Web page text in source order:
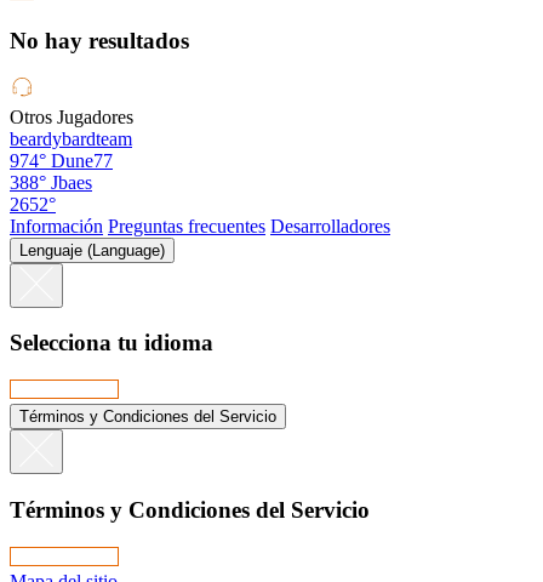
No hay resultados
Otros Jugadores
beardybardteam
974° Dune77
388° Jbaes
2652°
Información Preguntas frecuentes Desarrolladores
Lenguaje (Language)
Selecciona tu idioma
Términos y Condiciones del Servicio
Términos y Condiciones del Servicio